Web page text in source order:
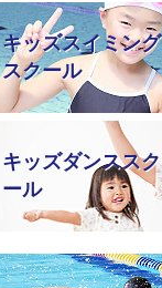
キッズスイミング
スクール
キッズダンススク
ール